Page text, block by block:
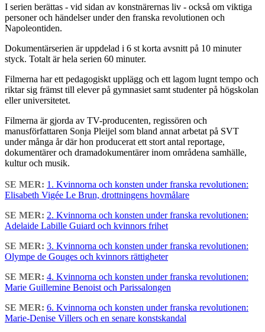
I serien berättas - vid sidan av konstnärernas liv - också om viktiga
personer och händelser under den franska revolutionen och
Napoleontiden.
Dokumentärserien är uppdelad i 6 st korta avsnitt på 10 minuter
styck. Totalt är hela serien 60 minuter.
Filmerna har ett pedagogiskt upplägg och ett lagom lugnt tempo och
riktar sig främst till elever på gymnasiet samt studenter på högskolan
eller universitetet.
Filmerna är gjorda av TV-producenten, regissören och
manusförfattaren Sonja Pleijel som bland annat arbetat på SVT
under många år där hon producerat ett stort antal reportage,
dokumentärer och dramadokumentärer inom områdena samhälle,
kultur och musik.
SE MER: 1. Kvinnorna och konsten under franska revolutionen:
Elisabeth Vigée Le Brun, drottningens hovmålare
SE MER: 2. Kvinnorna och konsten under franska revolutionen:
Adelaide Labille Guiard och kvinnors frihet
SE MER: 3. Kvinnorna och konsten under franska revolutionen:
Olympe de Gouges och kvinnors rättigheter
SE MER: 4. Kvinnorna och konsten under franska revolutionen:
Marie Guillemine Benoist och Parissalongen
SE MER: 6. Kvinnorna och konsten under franska revolutionen:
Marie-Denise Villers och en senare konstskandal